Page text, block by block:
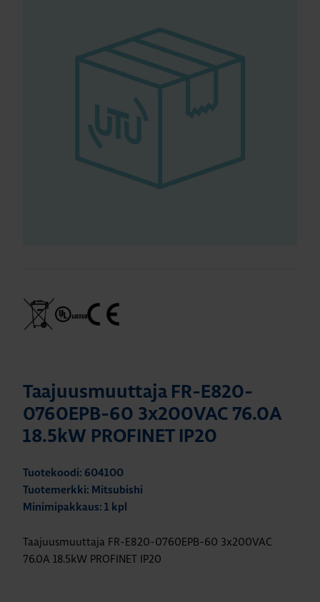
Taajuusmuuttaja FR-E820-
0760EPB-60 3x200VAC 76.0A
18.5kW PROFINET IP20
Tuotekoodi: 604100
Tuotemerkki: Mitsubishi
Minimipakkaus: 1 kpl
Taajuusmuuttaja FR-E820-0760EPB-60 3x200VAC
76.0A 18.5kW PROFINET IP20